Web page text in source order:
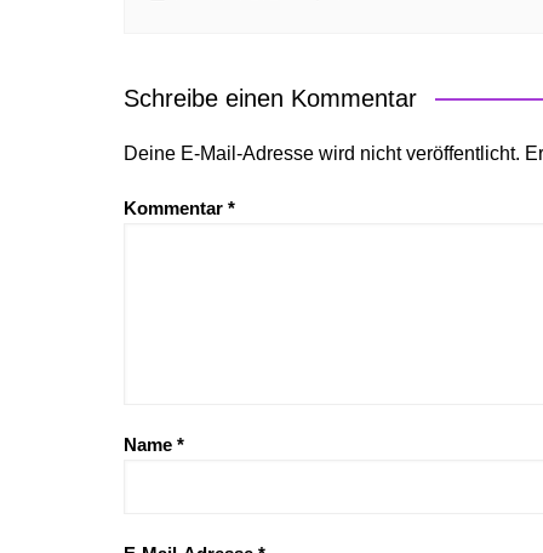
Schreibe einen Kommentar
Deine E-Mail-Adresse wird nicht veröffentlicht.
Kommentar *
Name *